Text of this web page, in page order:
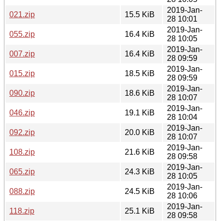
021.zip
15.5 KiB
2019-Jan-
28 10:01
055.zip
16.4 KiB
2019-Jan-
28 10:05
007.zip
16.4 KiB
2019-Jan-
28 09:59
015.zip
18.5 KiB
2019-Jan-
28 09:59
090.zip
18.6 KiB
2019-Jan-
28 10:07
046.zip
19.1 KiB
2019-Jan-
28 10:04
092.zip
20.0 KiB
2019-Jan-
28 10:07
108.zip
21.6 KiB
2019-Jan-
28 09:58
065.zip
24.3 KiB
2019-Jan-
28 10:05
088.zip
24.5 KiB
2019-Jan-
28 10:06
118.zip
25.1 KiB
2019-Jan-
28 09:58